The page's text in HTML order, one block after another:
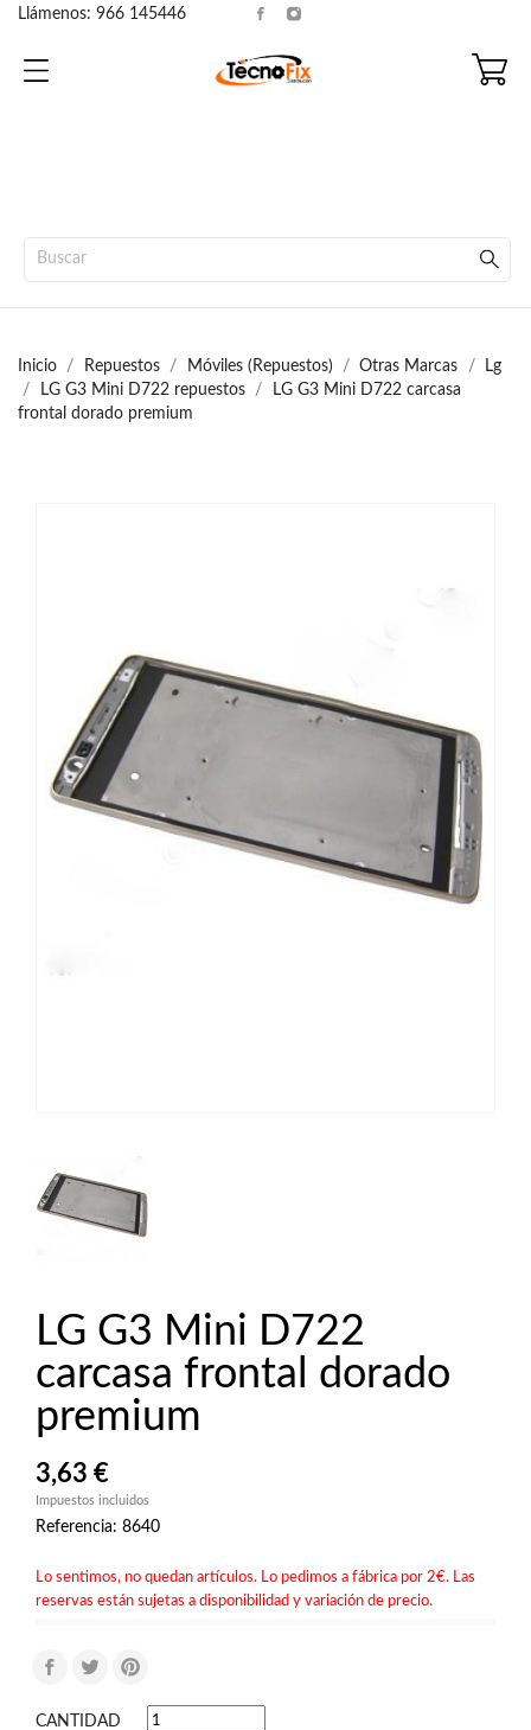
Llámenos: 966 145446
Inicio Repuestos Móviles (Repuestos) Otras Marcas
Lg
LG G3 Mini D722 repuestos
LG G3 Mini D722 carcasa
frontal dorado premium
LG G3 Mini D722
carcasa frontal dorado
premium
3,63 €
Impuestos incluidos
Referencia: 8640
Lo sentimos, no quedan artículos. Lo pedimos a fábrica por 2€. Las
reservas están sujetas a disponibilidad y variación de precio.
CANTIDAD